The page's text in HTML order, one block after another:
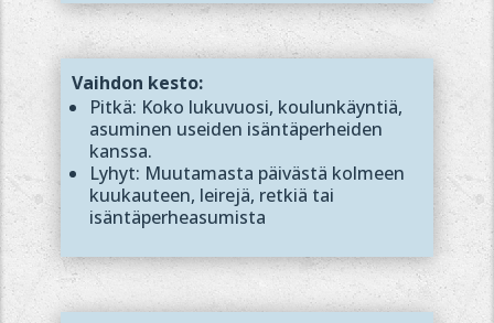
Vaihdon kesto:
Pitkä: Koko lukuvuosi, koulunkäyntiä,
asuminen useiden isäntäperheiden
kanssa.
Lyhyt: Muutamasta päivästä kolmeen
kuukauteen, leirejä, retkiä tai
isäntäperheasumista